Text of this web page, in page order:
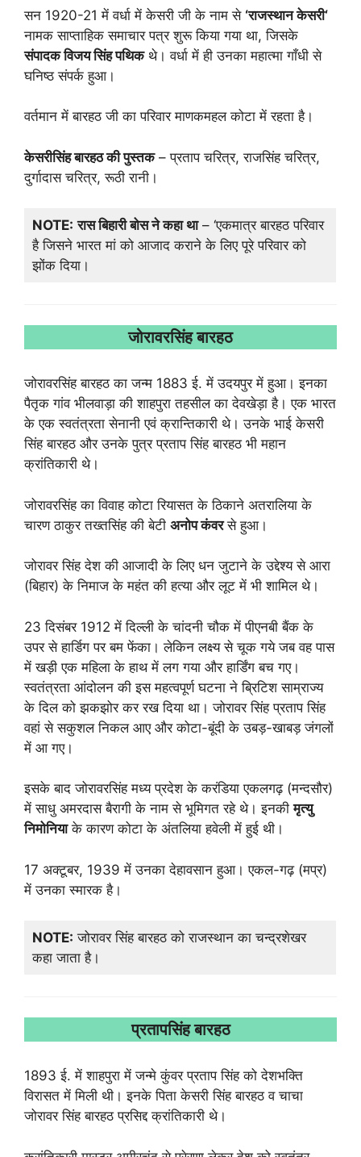
सन 1920-21 में वर्धा में केसरी जी के नाम से ‘राजस्थान केसरी‘
नामक साप्ताहिक समाचार पत्र शुरू किया गया था, जिसके
संपादक विजय सिंह पथिकथे। वर्धा में ही उनका महात्मा गाँधी से
घनिष्ठ संपर्क हुआ।
वर्तमान में बारहठ जी का परिवार माणकमहल कोटा में रहता है।
केसरीसिंह बारहठ की पुस्तक– प्रताप चरित्र, राजसिंह चरित्र,
दुर्गादास चरित्र, रूठी रानी।
NOTE: रास बिहारी बोस ने कहा था– ‘एकमात्र बारहठ परिवार
है जिसने भारत मां को आजाद कराने के लिए पूरे परिवार को
झोंक दिया।
जोरावरसिंह बारहठ
जोरावरसिंह बारहठ का जन्म 1883 ई. में उदयपुर में हुआ। इनका
पैतृक गांव भीलवाड़ा की शाहपुरा तहसील का देवखेड़ा है। एक भारत
के एक स्वतंत्रता सेनानी एवं क्रान्तिकारी थे। उनके भाई केसरी
सिंह बारहठ और उनके पुत्र प्रताप सिंह बारहठ भी महान
क्रांतिकारी थे।
जोरावरसिंह का विवाह कोटा रियासत के ठिकाने अतरालिया के
चारण ठाकुर तख्तसिंह की बेटी अनोप कंवरसे हुआ।
जोरावर सिंह देश की आजादी के लिए धन जुटाने के उद्देश्य से आरा
(बिहार) के निमाज के महंत की हत्या और लूट में भी शामिल थे।
23 दिसंबर 1912 में दिल्ली के चांदनी चौक में पीएनबी बैंक के
उपर से हार्डिग पर बम फेंका। लेकिन लक्ष्य से चूक गये जब वह पास
में खड़ी एक महिला के हाथ में लग गया और हार्डिंग बच गए।
स्वतंत्रता आंदोलन की इस महत्वपूर्ण घटना ने ब्रिटिश साम्राज्य
के दिल को झकझोर कर रख दिया था। जोरावर सिंह प्रताप सिंह
वहां से सकुशल निकल आए और कोटा-बूंदी के उबड़-खाबड़ जंगलों
में आ गए।
इसके बाद जोरावरसिंह मध्य प्रदेश के करंडिया एकलगढ़ (मन्दसौर)
में साधु अमरदास बैरागी के नाम से भूमिगत रहे थे। इनकीमृत्यु
निमोनियाके कारण कोटा के अंतलिया हवेली में हुई थी।
17 अक्टूबर, 1939 में उनका देहावसान हुआ। एकल-गढ़ (मप्र)
में उनका स्मारक है।
NOTE: जोरावर सिंह बारहठ को राजस्थान का चन्द्रशेखर
कहा जाता है।
प्रतापसिंह बारहठ
1893 ई. में शाहपुरा में जन्मे कुंवर प्रताप सिंह को देशभक्ति
विरासत में मिली थी। इनके पिता केसरी सिंह बारहठ व चाचा
जोरावर सिंह बारहठ प्रसिद्द क्रांतिकारी थे।